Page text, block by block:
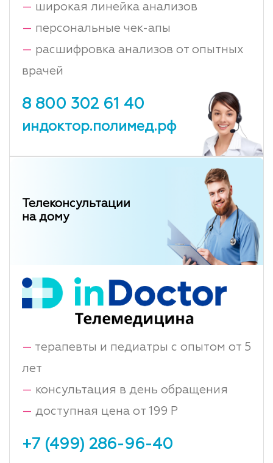
— широкая линейка анализов
— персональные чек-апы
— расшифровка анализов от опытных
врачей
8 800 302 61 40
индоктор.полимед.рф
Телеконсультации
на дому
— терапевты и педиатры с опытом от 5
лет
— консультация в день обращения
— доступная цена от 199 Р
+7 (499) 286-96-40